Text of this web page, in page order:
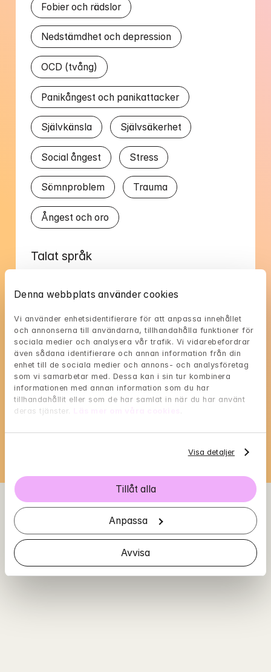
Denna webbplats använder cookies
Vi använder enhetsidentifierare för att anpassa innehållet
och annonserna till användarna, tillhandahålla funktioner för
sociala medier och analysera vår trafik. Vi vidarebefordrar
även sådana identifierare och annan information från din
enhet till de sociala medier och annons- och analysföretag
som vi samarbetar med. Dessa kan i sin tur kombinera
informationen med annan information som du har
tillhandahållit eller som de har samlat in när du har använt
deras tjänster.
Visa detaljer
Tillåt alla
Anpassa
Avvisa
Fobier och rädslor
Nedstämdhet och depression
OCD (tvång)
Panikångest och panikattacker
Självkänsla Självsäkerhet
Social ångest Stress
Sömnproblem Trauma
Ångest och oro
Talat språk
Linneas tillgänglighet
Välj en tid som passar dig, och reservera med
BankID i nästa steg